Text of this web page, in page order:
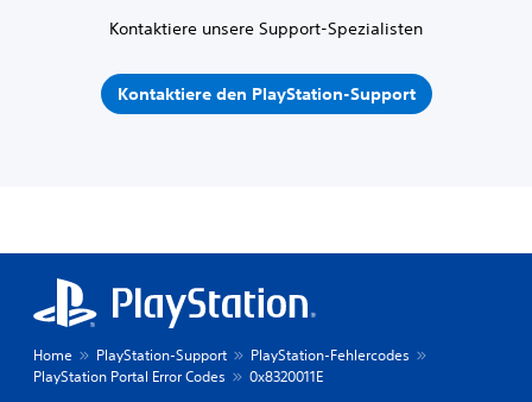
Kontaktiere unsere Support-Spezialisten
Kontaktiere den PlayStation-Support
Home PlayStation-Support
PlayStation-Fehlercodes
PlayStation Portal Error Codes
0x8320011E